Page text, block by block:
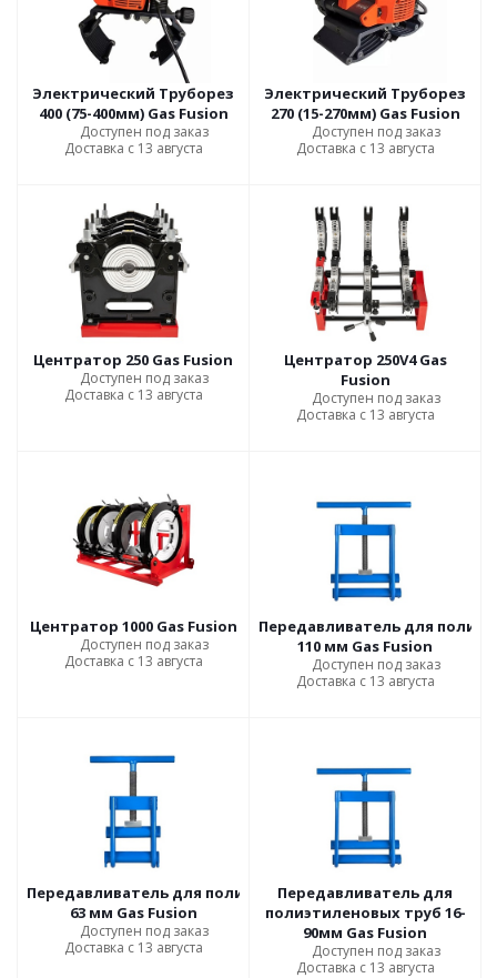
Электрический Труборез
400 (75-400мм) Gas Fusion
Доступен под заказ
Доставка с 13 августа
Электрический Труборез
270 (15-270мм) Gas Fusion
Доступен под заказ
Доставка с 13 августа
Центратор 250 Gas Fusion
Доступен под заказ
Доставка с 13 августа
Центратор 250V4 Gas
Fusion
Доступен под заказ
Доставка с 13 августа
Центратор 1000 Gas Fusion
Доступен под заказ
Доставка с 13 августа
Передавливатель для
110 мм Gas Fusion
Доступен под заказ
Доставка с 13 августа
Передавливатель для полиэтиленовых труб 16-
63 мм Gas Fusion
Доступен под заказ
Доставка с 13 августа
Передавливатель для
полиэтиленовых труб 16-
90мм Gas Fusion
Доступен под заказ
Доставка с 13 августа